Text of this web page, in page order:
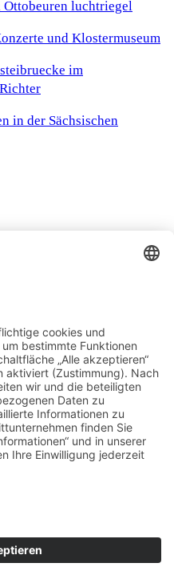
und Klostermuseum
in der Sächsischen
2026 für das Hotel Laurin